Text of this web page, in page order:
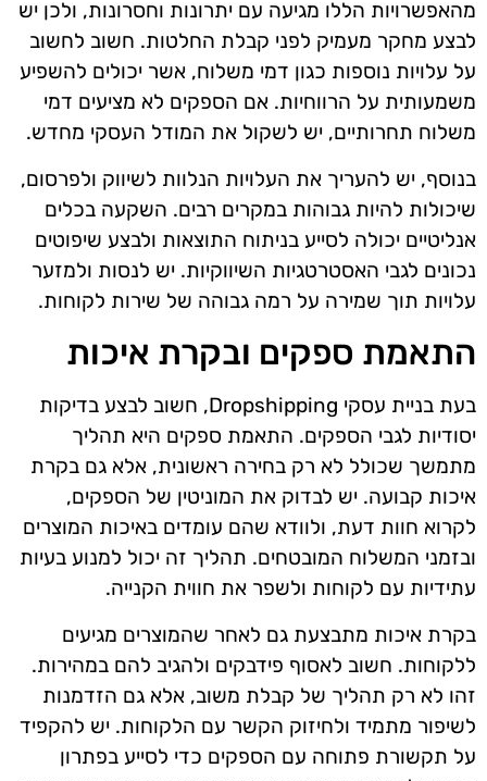
מהאפשרויות הללו מגיעה עם יתרונות וחסרונות, ולכן יש
לבצע מחקר מעמיק לפני קבלת החלטות. חשוב לחשוב
על עלויות נוספות כגון דמי משלוח, אשר יכולים להשפיע
משמעותית על הרווחיות. אם הספקים לא מציעים דמי
משלוח תחרותיים, יש לשקול את המודל העסקי מחדש.
בנוסף, יש להעריך את העלויות הנלוות לשיווק ולפרסום,
שיכולות להיות גבוהות במקרים רבים. השקעה בכלים
אנליטיים יכולה לסייע בניתוח התוצאות ולבצע שיפוטים
נכונים לגבי האסטרטגיות השיווקיות. יש לנסות ולמזער
עלויות תוך שמירה על רמה גבוהה של שירות לקוחות.
התאמת ספקים ובקרת איכות
בעת בניית עסקי Dropshipping, חשוב לבצע בדיקות
יסודיות לגבי הספקים. התאמת ספקים היא תהליך
מתמשך שכולל לא רק בחירה ראשונית, אלא גם בקרת
איכות קבועה. יש לבדוק את המוניטין של הספקים,
לקרוא חוות דעת, ולוודא שהם עומדים באיכות המוצרים
ובזמני המשלוח המובטחים. תהליך זה יכול למנוע בעיות
עתידיות עם לקוחות ולשפר את חווית הקנייה.
בקרת איכות מתבצעת גם לאחר שהמוצרים מגיעים
ללקוחות. חשוב לאסוף פידבקים ולהגיב להם במהירות.
זהו לא רק תהליך של קבלת משוב, אלא גם הזדמנות
לשיפור מתמיד ולחיזוק הקשר עם הלקוחות. יש להקפיד
על תקשורת פתוחה עם הספקים כדי לסייע בפתרון